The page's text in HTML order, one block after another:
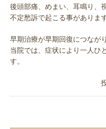
後頭部痛、めまい、耳鳴り、
不定愁訴で起こる事があります
早期治療が早期回復につなが
当院では、症状により一人ひ
す。